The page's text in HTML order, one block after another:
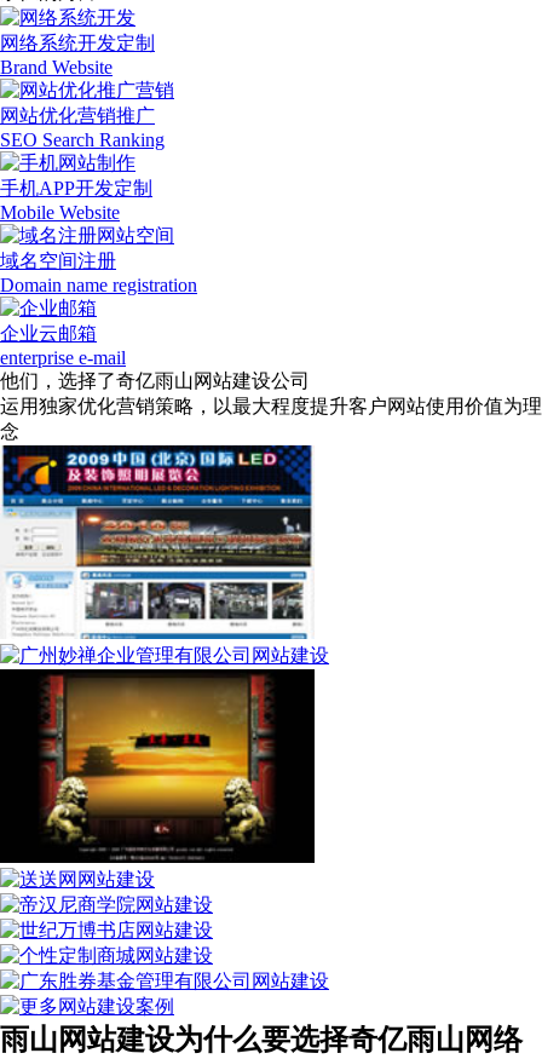
网络系统开发定制
Brand Website
网站优化营销推广
SEO Search Ranking
手机APP开发定制
Mobile Website
域名空间注册
Domain name registration
企业云邮箱
enterprise e-mail
他们，选择了奇亿雨山网站建设公司
运用独家优化营销策略，以最大程度提升客户网站使用价值为理
念
雨山网站建设为什么要选择奇亿雨山网络